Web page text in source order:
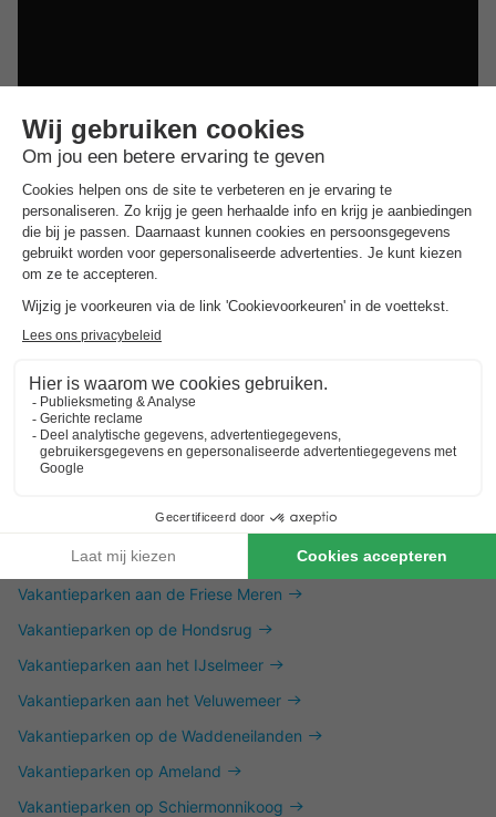
Vakantieparken in Zuid-Limburg
Vakantieparken in de Achterhoek
Vakantieparken op de Utrechtse Heuvelrug
Vakantieparken in het Vechtdal
Vakantieparken aan de Friese Meren
Vakantieparken op de Hondsrug
Vakantieparken aan het IJselmeer
Vakantieparken aan het Veluwemeer
Vakantieparken op de Waddeneilanden
Vakantieparken op Ameland
Vakantieparken op Schiermonnikoog